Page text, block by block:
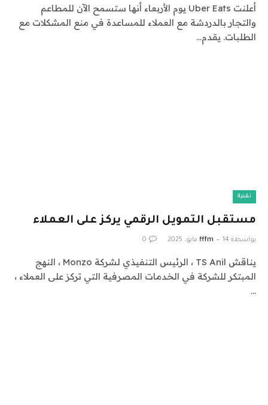
أعلنت Uber Eats يوم الأربعاء أنها ستسمح الآن للمطاعم
والتجار بالدردشة مع العملاء للمساعدة في منع المشكلات مع
الطلبات. يقدم…
تقنية
مستقبل التمويل الرقمي يركز على العملاء
بواسطة fffm 14 مايو، 2025 0
يناقش TS Anil ، الرئيس التنفيذي لشركة Monzo ، النهج
المبتكر للشركة في الخدمات المصرفية التي تركز على العملاء ،
…